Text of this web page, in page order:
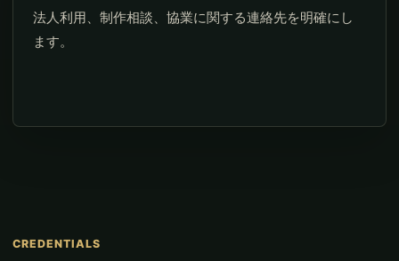
法人利用、制作相談、協業に関する連絡先を明確にし
ます。
CREDENTIALS